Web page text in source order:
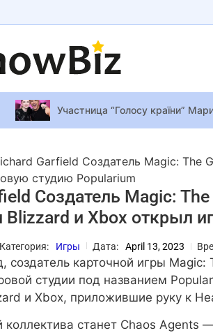
Участница “Голосу країни”
Для Cyberpunk 2077 вышел мод
В сети появилось видео с
Николь Кидман, Дакота
Китайская студия создает
Звезда мирового балета
Garfield Создатель Magic: The
студию Popularium
Создатель Magic:
Blizzard и Xbox открыл
Категория: Игры Дата: April 13, 2023
создатель карточной игры
студии под названием
и Xbox, приложившие руку к
станет Chaos Agents